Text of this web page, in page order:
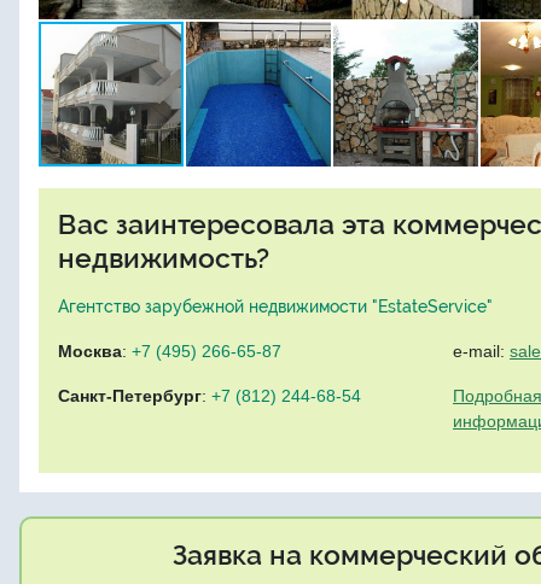
Вас заинтересовала эта
недвижимость?
Агентство зарубежной недвижимости "EstateService"
Москва: +7 (495) 266-65-87
Санкт-Петербург: +7 (812) 244-68-54
e-mail:
Заявка на коммерческий